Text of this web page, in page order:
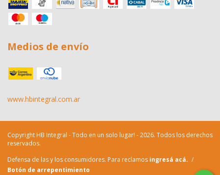
Medios de envío
www.hbintegral.com.ar
Copyright HB Integral - Todo en un solo lugar! - 2026. Todos los derechos
reservados.
Defensa de las y los consumidores. Para reclamos ingresá acá. /
Botón de arrepentimiento